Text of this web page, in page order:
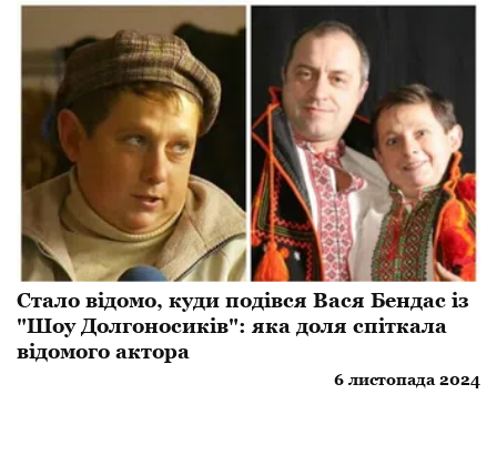
Стало відомо, куди подівся Вася Бендас із
"Шоу Долгоносиків": яка доля спіткала
відомого актора
6 листопада 2024